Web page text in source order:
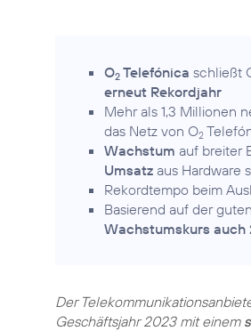
O2 Telefónica schließt
erneut Rekordjahr
Mehr als 1,3 Millionen
das Netz von O2
Wachstum auf breiter
Umsatz aus Hardware
Rekordtempo beim
Basierend auf der guten
Wachstumskurs auch
Der
Geschäftsjahr 2023 mit einem